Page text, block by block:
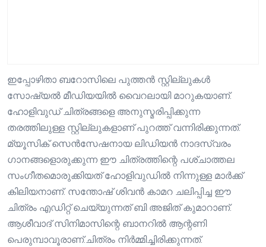
ഇപ്പോഴിതാ ബറോസിലെ പുത്തൻ സ്റ്റില്ലുകൾ
സോഷ്യൽ മീഡിയയിൽ വൈറലായി മാറുകയാണ്.
ഹോളിവുഡ് ചിത്രങ്ങളെ അനുസ്മരിപ്പിക്കുന്ന
തരത്തിലുള്ള സ്റ്റില്ലുകളാണ് പുറത്ത് വന്നിരിക്കുന്നത്.
മ്യൂസിക് സെൻസേഷനായ ലിഡിയൻ നാദസ്വരം
ഗാനങ്ങളൊരുക്കുന്ന ഈ ചിത്രത്തിന്റെ പശ്‌ചാത്തല
സംഗീതമൊരുക്കിയത് ഹോളിവുഡിൽ നിന്നുള്ള മാർക്ക്
കിലിയനാണ്. സന്തോഷ് ശിവൻ കാമറ ചലിപ്പിച്ച ഈ
ചിത്രം എഡിറ്റ് ചെയ്യുന്നത് ബി അജിത് കുമാറാണ്.
ആശീവാദ് സിനിമാസിന്റെ ബാനറിൽ ആന്റണി
പെരുമ്പാവൂരാണ്.ചിത്രം നിർമ്മിച്ചിരിക്കുന്നത്.